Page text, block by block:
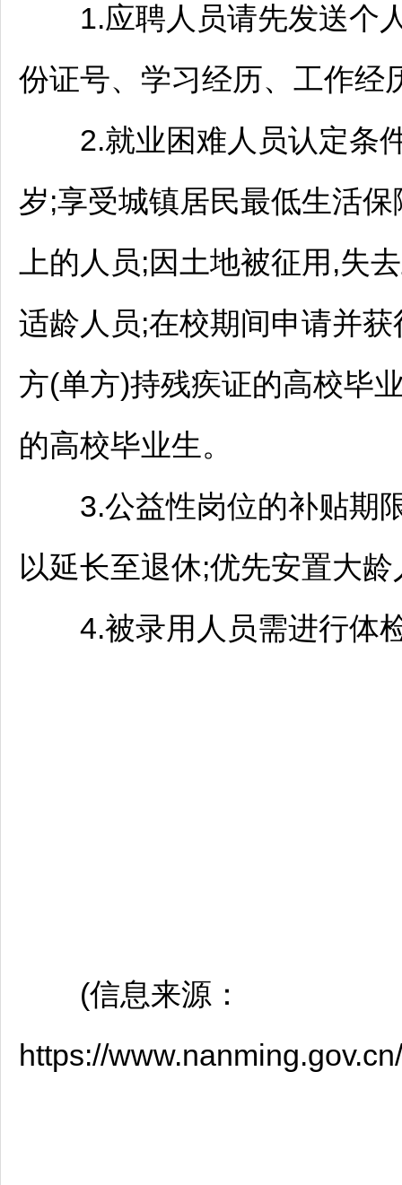
1.应聘人员请先发送个人
份证号、学习经历、工作经
2.就业困难人员认定条件
岁;享受城镇居民最低生活
上的人员;因土地被征用,失
适龄人员;在校期间申请并
方(单方)持残疾证的高校毕
的高校毕业生。
3.公益性岗位的补贴期限
以延长至退休;优先安置大
4.被录用人员需进行体
(信息来源：
https://